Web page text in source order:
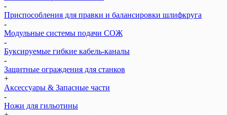
-
Приспособления для правки и балансировки шлифкруга
-
Модульные системы подачи СОЖ
-
Буксируемые гибкие кабель-каналы
-
Защитные ограждения для станков
+
Аксессуары & Запасные части
-
Ножи для гильотины